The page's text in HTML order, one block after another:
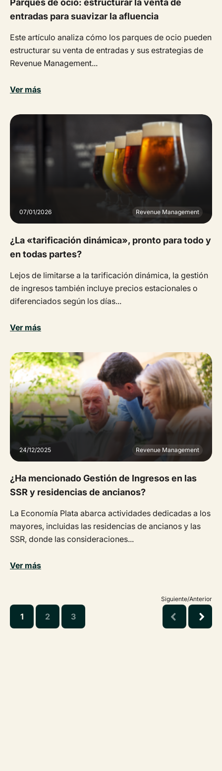
Parques de ocio: estructurar la venta de
entradas para suavizar la afluencia
Este artículo analiza cómo los parques de ocio pueden
estructurar su venta de entradas y sus estrategias de
Revenue Management...
Ver más
07/01/2026 Revenue Management
¿La «tarificación dinámica», pronto para todo y
en todas partes?
Lejos de limitarse a la tarificación dinámica, la gestión
de ingresos también incluye precios estacionales o
diferenciados según los días...
Ver más
24/12/2025 Revenue Management
¿Ha mencionado Gestión de Ingresos en las
SSR y residencias de ancianos?
La Economía Plata abarca actividades dedicadas a los
mayores, incluidas las residencias de ancianos y las
SSR, donde las consideraciones...
Ver más
Siguiente/Anterior
1 2 3